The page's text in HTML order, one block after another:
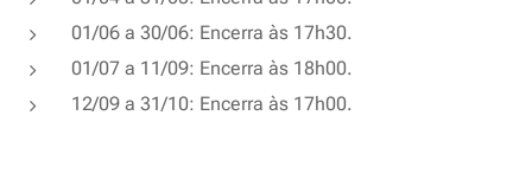
01/06 a 30/06: Encerra às 17h30.
01/07 a 11/09: Encerra às 18h00.
12/09 a 31/10: Encerra às 17h00.